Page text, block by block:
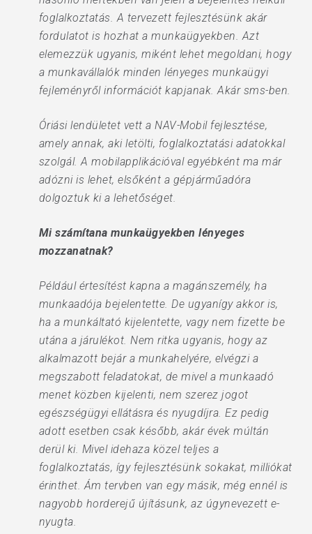
foglalkoztatás. A tervezett fejlesztésünk akár
fordulatot is hozhat a munkaügyekben. Azt
elemezzük ugyanis, miként lehet megoldani, hogy
a munkavállalók minden lényeges munkaügyi
fejleményről információt kapjanak. Akár sms-ben.
Óriási lendületet vett a NAV-Mobil fejlesztése,
amely annak, aki letölti, foglalkoztatási adatokkal
szolgál. A mobilapplikációval egyébként ma már
adózni is lehet, elsőként a gépjárműadóra
dolgoztuk ki a lehetőséget.
Mi számítana munkaügyekben lényeges
mozzanatnak?
Például értesítést kapna a magánszemély, ha
munkaadója bejelentette. De ugyanígy akkor is,
ha a munkáltató kijelentette, vagy nem fizette be
utána a járulékot. Nem ritka ugyanis, hogy az
alkalmazott bejár a munkahelyére, elvégzi a
megszabott feladatokat, de mivel a munkaadó
menet közben kijelenti, nem szerez jogot
egészségügyi ellátásra és nyugdíjra. Ez pedig
adott esetben csak később, akár évek múltán
derül ki. Mivel idehaza közel teljes a
foglalkoztatás, így fejlesztésünk sokakat, milliókat
érinthet. Ám tervben van egy másik, még ennél is
nagyobb horderejű újításunk, az úgynevezett e-
nyugta.